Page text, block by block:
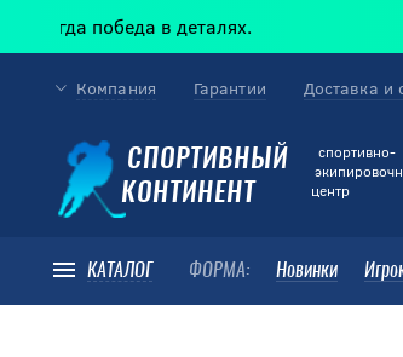
победа в деталях.
СПОРТИВНЫЙ
КОНТИНЕНТ
cпортивно-
центр
КАТАЛОГ ФОРМА: Новинки
Компания Гарантии Доставка и